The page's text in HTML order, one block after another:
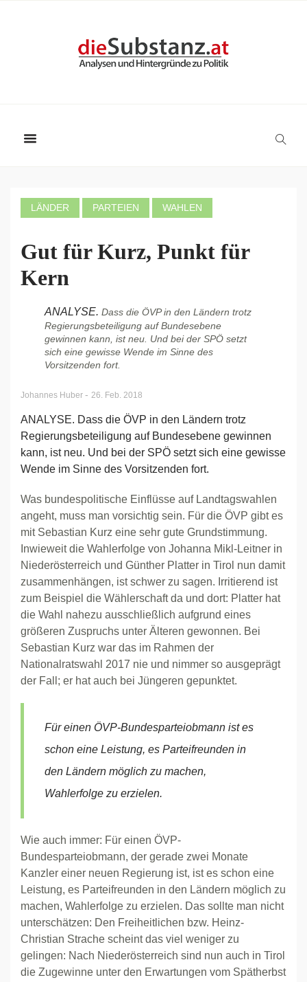
LÄNDER PARTEIEN WAHLEN
Gut für Kurz, Punkt für
Kern
ANALYSE. Dass die ÖVP in den Ländern trotz
Regierungsbeteiligung auf Bundesebene
gewinnen kann, ist neu. Und bei der SPÖ setzt
sich eine gewisse Wende im Sinne des
Vorsitzenden fort.
Johannes Huber - 26. Feb. 2018
ANALYSE. Dass die ÖVP in den Ländern trotz
Regierungsbeteiligung auf Bundesebene gewinnen
kann, ist neu. Und bei der SPÖ setzt sich eine gewisse
Wende im Sinne des Vorsitzenden fort.
Was bundespolitische Einflüsse auf Landtagswahlen
angeht, muss man vorsichtig sein. Für die ÖVP gibt es
mit Sebastian Kurz eine sehr gute Grundstimmung.
Inwieweit die Wahlerfolge von Johanna Mikl-Leitner in
Niederösterreich und Günther Platter in Tirol nun damit
zusammenhängen, ist schwer zu sagen. Irritierend ist
zum Beispiel die Wählerschaft da und dort: Platter hat
die Wahl nahezu ausschließlich aufgrund eines
größeren Zuspruchs unter Älteren gewonnen. Bei
Sebastian Kurz war das im Rahmen der
Nationalratswahl 2017 nie und nimmer so ausgeprägt
der Fall; er hat auch bei Jüngeren gepunktet.
Für einen ÖVP-Bundesparteiobmann ist es
schon eine Leistung, es Parteifreunden in
den Ländern möglich zu machen,
Wahlerfolge zu erzielen.
Wie auch immer: Für einen ÖVP-
Bundesparteiobmann, der gerade zwei Monate
Kanzler einer neuen Regierung ist, ist es schon eine
Leistung, es Parteifreunden in den Ländern möglich zu
machen, Wahlerfolge zu erzielen. Das sollte man nicht
unterschätzen: Den Freiheitlichen bzw. Heinz-
Christian Strache scheint das viel weniger zu
gelingen: Nach Niederösterreich sind nun auch in Tirol
die Zugewinne unter den Erwartungen vom Spätherbst